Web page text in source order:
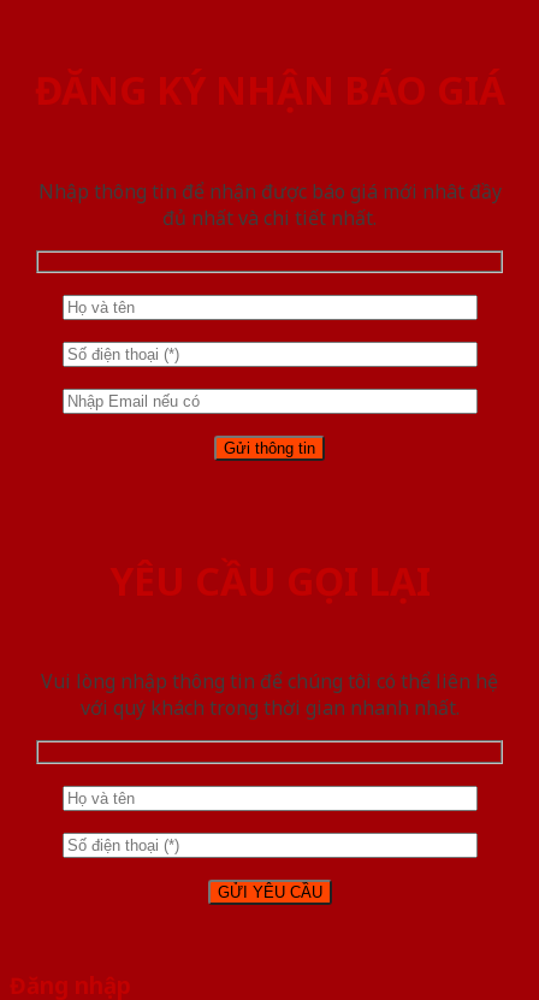
ĐĂNG KÝ NHẬN BÁO GIÁ
Nhập thông tin để nhận được báo giá mới nhât đầy
đủ nhất và chi tiết nhất.
YÊU CẦU GỌI LẠI
Vui lòng nhập thông tin để chúng tôi có thể liên hệ
với quý khách trong thời gian nhanh nhất.
Đăng nhập